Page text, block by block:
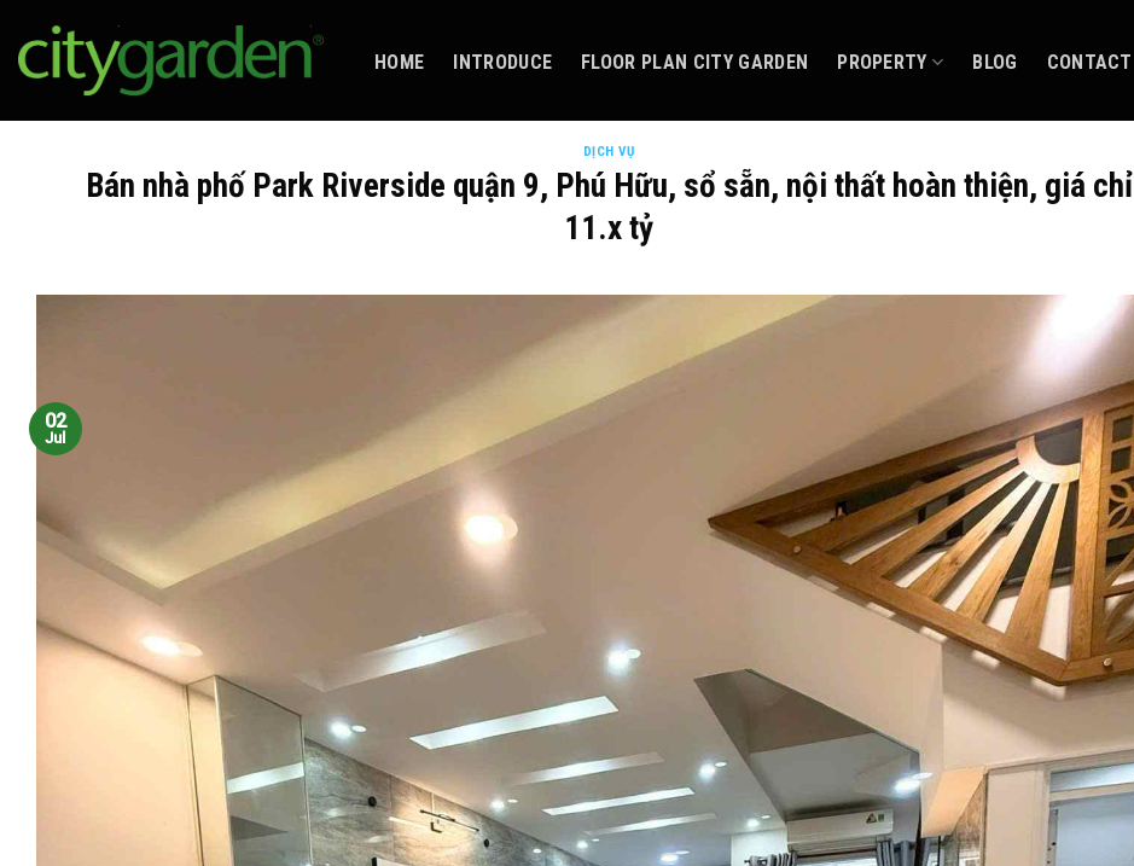
content
HOME INTRODUCE FLOOR PLAN CITY GARDEN PROPERTY BLOG CONTACT
DỊCH VỤ
Bán nhà phố Park Riverside quận 9, Phú Hữu, sổ sẵn, nội thất hoàn thiện, giá chỉ
11.x tỷ
02
Jul